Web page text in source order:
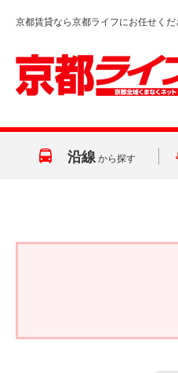
京都賃貸なら京都ライフにお任せく
沿線 から探す